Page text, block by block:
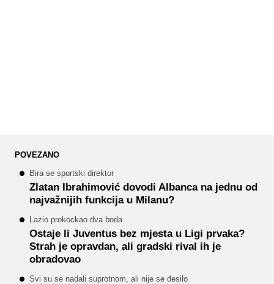
POVEZANO
Bira se sportski direktor
Zlatan Ibrahimović dovodi Albanca na jednu od
najvažnijih funkcija u Milanu?
Lazio prokockao dva boda
Ostaje li Juventus bez mjesta u Ligi prvaka?
Strah je opravdan, ali gradski rival ih je
obradovao
Svi su se nadali suprotnom, ali nije se desilo